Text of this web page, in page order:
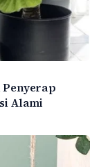
Alami